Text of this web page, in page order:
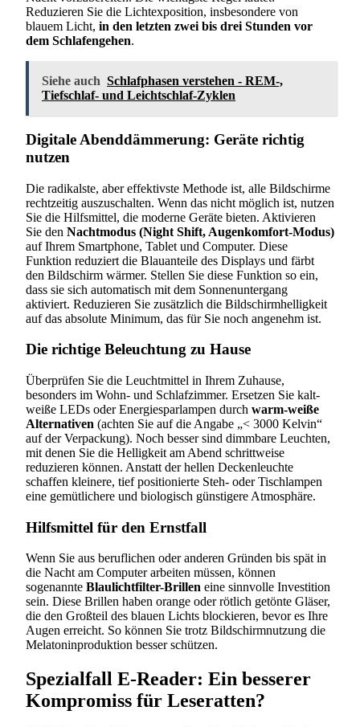
Reduzieren Sie die Lichtexposition, insbesondere von
blauem Licht, in den letzten zwei bis drei Stunden vor
dem Schlafengehen.
Siehe auch Schlafphasen verstehen - REM-,
Tiefschlaf- und Leichtschlaf-Zyklen
Digitale Abenddämmerung: Geräte richtig
nutzen
Die radikalste, aber effektivste Methode ist, alle Bildschirme
rechtzeitig auszuschalten. Wenn das nicht möglich ist, nutzen
Sie die Hilfsmittel, die moderne Geräte bieten. Aktivieren
Sie den Nachtmodus (Night Shift, Augenkomfort-Modus)
auf Ihrem Smartphone, Tablet und Computer. Diese
Funktion reduziert die Blauanteile des Displays und färbt
den Bildschirm wärmer. Stellen Sie diese Funktion so ein,
dass sie sich automatisch mit dem Sonnenuntergang
aktiviert. Reduzieren Sie zusätzlich die Bildschirmhelligkeit
auf das absolute Minimum, das für Sie noch angenehm ist.
Die richtige Beleuchtung zu Hause
Überprüfen Sie die Leuchtmittel in Ihrem Zuhause,
besonders im Wohn- und Schlafzimmer. Ersetzen Sie kalt-
weiße LEDs oder Energiesparlampen durch warm-weiße
Alternativen (achten Sie auf die Angabe „< 3000 Kelvin“
auf der Verpackung). Noch besser sind dimmbare Leuchten,
mit denen Sie die Helligkeit am Abend schrittweise
reduzieren können. Anstatt der hellen Deckenleuchte
schaffen kleinere, tief positionierte Steh- oder Tischlampen
eine gemütlichere und biologisch günstigere Atmosphäre.
Hilfsmittel für den Ernstfall
Wenn Sie aus beruflichen oder anderen Gründen bis spät in
die Nacht am Computer arbeiten müssen, können
sogenannte Blaulichtfilter-Brillen eine sinnvolle Investition
sein. Diese Brillen haben orange oder rötlich getönte Gläser,
die den Großteil des blauen Lichts blockieren, bevor es Ihre
Augen erreicht. So können Sie trotz Bildschirmnutzung die
Melatoninproduktion besser schützen.
Spezialfall E-Reader: Ein besserer
Kompromiss für Leseratten?